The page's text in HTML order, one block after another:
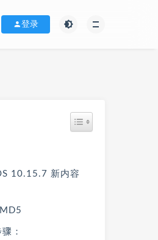
登录
10.15.7 新内容
：